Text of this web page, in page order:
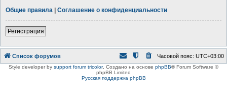
Общие правила | Соглашение о конфиденциальности
Регистрация
Список форумов Часовой пояс: UTC+03:00
Style developer by support forum tricolor, Создано на основе phpBB® Forum Software ©
phpBB Limited
Русская поддержка phpBB